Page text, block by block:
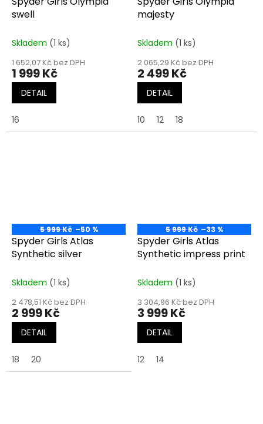
swell
Skladem (1 ks)
1 652,07 Kč bez DPH
1 999 Kč
DETAIL
16
majesty
Skladem (1 ks)
2 065,29 Kč bez DPH
2 499 Kč
DETAIL
10 12 18
5 999 Kč –50 %
Spyder Girls Atlas
Synthetic silver
Skladem (1 ks)
2 478,51 Kč bez DPH
2 999 Kč
DETAIL
18 20
5 999 Kč –33 %
Spyder Girls Atlas
Synthetic impress print
Skladem (1 ks)
3 304,96 Kč bez DPH
3 999 Kč
DETAIL
12 14